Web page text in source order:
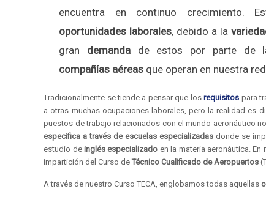
encuentra en continuo crecimiento.
oportunidades laborales, debido a la
gran demandade estos por parte de
compañías aéreas que operan en nuestra
Tradicionalmente se tiende a pensar que losrequisitos para
a otras muchas ocupaciones laborales, pero la realidad es
puestos de trabajo relacionados con el mundo aeronáutico
especifica a través de escuelas especializadas donde se
estudio de inglés especializado en la materia aeronáutica. En
impartición del Curso deTécnico Cualificado de Aeropuertos
A través de nuestro Curso TECA, englobamos todas aquellas